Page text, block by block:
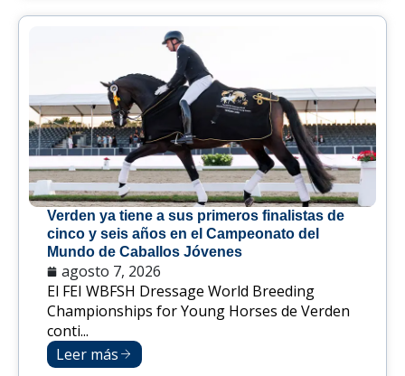
Verden ya tiene a sus primeros finalistas de
cinco y seis años en el Campeonato del
Mundo de Caballos Jóvenes
agosto 7, 2026
El FEI WBFSH Dressage World Breeding
Championships for Young Horses de Verden
conti...
Leer más